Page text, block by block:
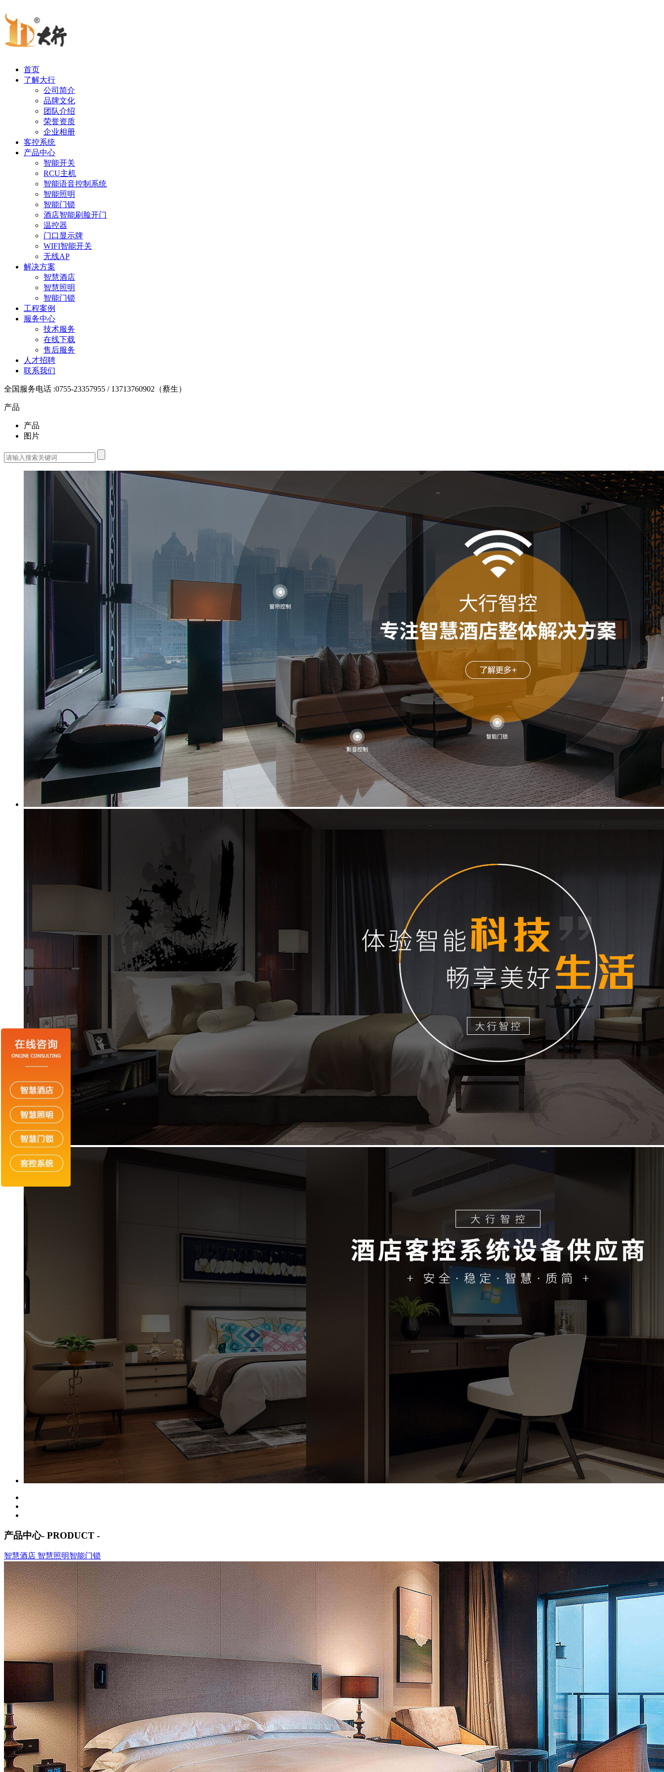
首页
了解大行
公司简介
品牌文化
团队介绍
荣誉资质
企业相册
客控系统
产品中心
智能开关
RCU主机
智能语音控制系统
智能照明
智能门锁
酒店智能刷脸开门
温控器
门口显示牌
WIFI智能开关
无线AP
解决方案
智慧酒店
智慧照明
智能门锁
工程案例
服务中心
技术服务
在线下载
售后服务
人才招聘
联系我们
全国服务电话 :0755-23357955 / 13713760902（蔡生）
产品
产品
图片
产品中心- PRODUCT -
智慧酒店 智慧照明智能门锁